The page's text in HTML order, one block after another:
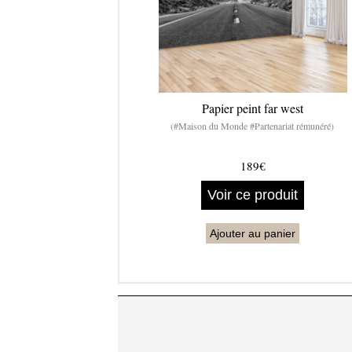
Papier peint far west
(#Maison du Monde #Partenariat rémunéré)
189€
Voir ce produit
Ajouter au panier